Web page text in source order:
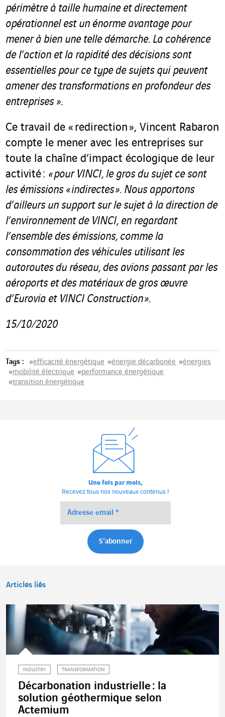
périmètre à taille humaine et directement
opérationnel est un énorme avantage pour
mener à bien une telle démarche. La cohérence
de l’action et la rapidité des décisions sont
essentielles pour ce type de sujets qui peuvent
amener des transformations en profondeur des
entreprises ».
Ce travail de « redirection », Vincent Rabaron
compte le mener avec les entreprises sur
toute la chaîne d’impact écologique de leur
activité : « pour VINCI, le gros du sujet ce sont
les émissions « indirectes ». Nous apportons
d’ailleurs un support sur le sujet à la direction de
l’environnement de VINCI, en regardant
l’ensemble des émissions, comme la
consommation des véhicules utilisant les
autoroutes du réseau, des avions passant par les
aéroports et des matériaux de gros œuvre
d’Eurovia et VINCI Construction ».
15/10/2020
Tags : #efficacité énergétique #énergie décarbonée #énergies
#mobilité électrique #performance énergétique
#transition énergétique
Une fois par mois,
Recevez tous nos nouveaux contenus !
Articles liés
INDUSTRY TRANSFORMATION
Décarbonation industrielle : la
solution géothermique selon
Actemium